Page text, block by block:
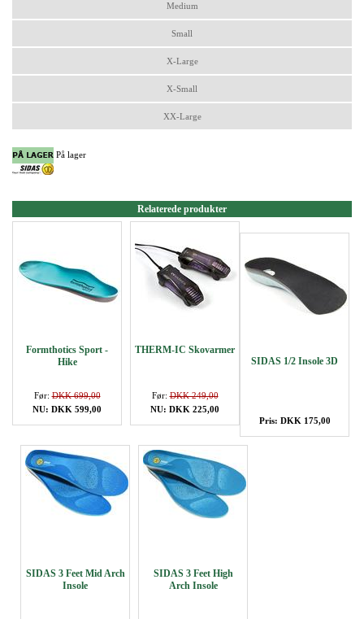
Medium
Small
X-Large
X-Small
XX-Large
På lager
Relaterede produkter
Formthotics Sport -
Hike
Før:DKK 699,00
NU: DKK 599,00
THERM-IC Skovarmer
Før:DKK 249,00
NU: DKK 225,00
SIDAS 1/2 Insole 3D
Pris: DKK 175,00
SIDAS 3 Feet Mid Arch
Insole
SIDAS 3 Feet High
Arch Insole